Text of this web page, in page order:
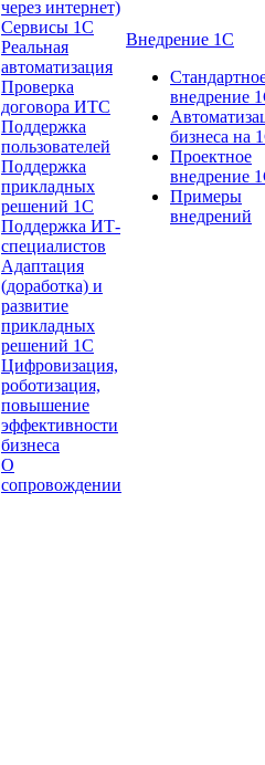
через интернет)
Сервисы 1С
Реальная
автоматизация
Проверка
договора ИТС
Поддержка
пользователей
Поддержка
прикладных
решений 1С
Поддержка ИТ-
специалистов
Адаптация
(доработка) и
развитие
прикладных
решений 1С
Цифровизация,
роботизация,
повышение
эффективности
бизнеса
О
сопровождении
Внедрение 1С
внедрение
бизнеса на
Проектное
внедрение
Примеры
внедрений